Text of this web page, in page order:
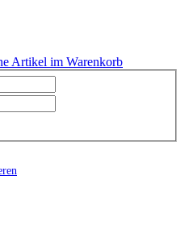
Artikel im Warenkorb